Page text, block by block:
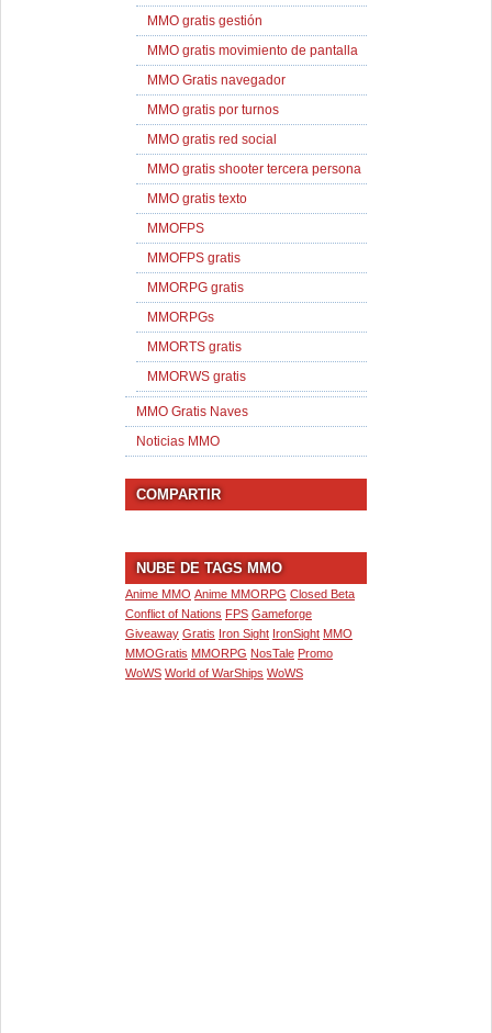
MMO gratis gestión
MMO gratis movimiento de pantalla
MMO Gratis navegador
MMO gratis por turnos
MMO gratis red social
MMO gratis shooter tercera persona
MMO gratis texto
MMOFPS
MMOFPS gratis
MMORPG gratis
MMORPGs
MMORTS gratis
MMORWS gratis
MMO Gratis Naves
Noticias MMO
COMPARTIR
NUBE DE TAGS MMO
Anime MMO Anime MMORPG Closed Beta
Conflict of Nations FPS Gameforge
Giveaway Gratis Iron Sight IronSight MMO
MMOGratis MMORPG NosTale Promo
WoWS World of WarShips WoWS